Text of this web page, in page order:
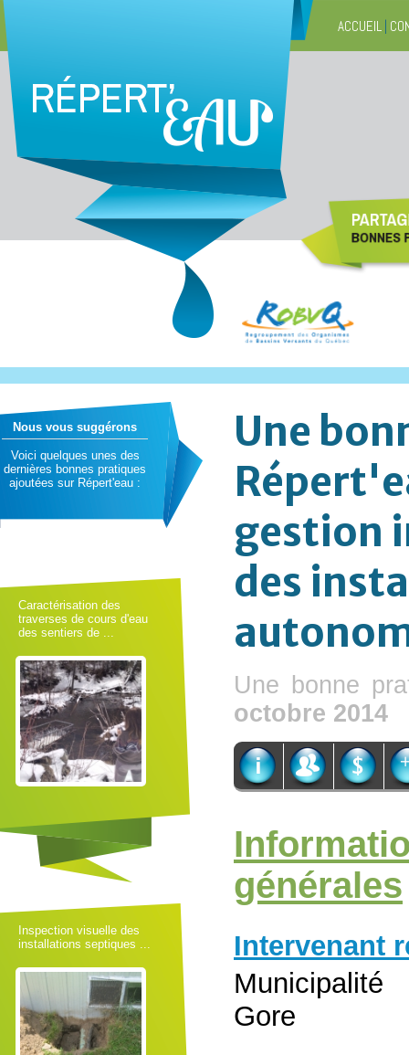
ACCUEIL |
Nous vous suggérons
Voici quelques unes des
dernières bonnes pratiques
ajoutées sur Répert'eau :
Caractérisation des
traverses de cours d'eau
des sentiers de ...
Inspection visuelle des
installations septiques ...
Une
gestion
des
Une bonne
octobre 2014
générales
Intervenant
Gore